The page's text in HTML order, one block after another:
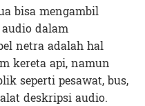
bisa mengambil
dalam
netra adalah hal
kereta api, namun
seperti pesawat, bus,
deskripsi audio.